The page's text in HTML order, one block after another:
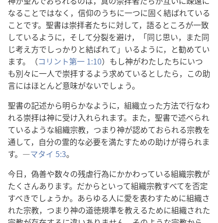
なることではなく，信仰のうちに一つに固く結ばれている
ことです。聖書は崇拝者たちに対して，語るところが一致
しているように，そして分裂を避け，「同じ思い，また同
じ考え方でしっかりと結ばれて」いるように，と勧めてい
ます。（コリント第一 1:10）もし神がわたしたちにいつ
も別々に一人で崇拝するよう求めているとしたら，この助
言にはほとんど意味がないでしょう。
聖書の記述から明らかなように，組織立った方法で行なわ
れる崇拝は神に受け入れられます。また，聖書で述べられ
ているような組織宗教，つまり神が認めておられる宗教を
通して，自分の霊的な必要を満たすための助けが得られま
す。―マタイ 5:3。
今日，偽善や数々の残虐行為にかかわっている組織宗教が
たくさんあります。だからといって組織宗教すべてを否定
すべきでしょうか。あらゆる人に愛を表わすために組織さ
れた宗教，つまり神の道徳規準を教えるために組織された